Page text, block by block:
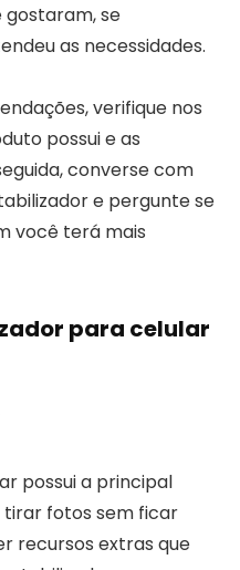
gostaram, se
as necessidades.
verifique nos
possui e as
converse com
e pergunte se
você terá mais
para celular
possui a principal
tirar fotos sem ficar
recursos extras que